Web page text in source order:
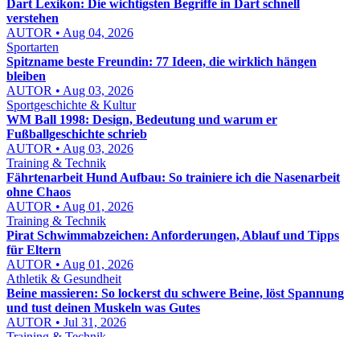
Dart Lexikon: Die wichtigsten Begriffe in Dart schnell
verstehen
AUTOR • Aug 04, 2026
Sportarten
Spitzname beste Freundin: 77 Ideen, die wirklich hängen
bleiben
AUTOR • Aug 03, 2026
Sportgeschichte & Kultur
WM Ball 1998: Design, Bedeutung und warum er
Fußballgeschichte schrieb
AUTOR • Aug 03, 2026
Training & Technik
Fährtenarbeit Hund Aufbau: So trainiere ich die Nasenarbeit
ohne Chaos
AUTOR • Aug 01, 2026
Training & Technik
Pirat Schwimmabzeichen: Anforderungen, Ablauf und Tipps
für Eltern
AUTOR • Aug 01, 2026
Athletik & Gesundheit
Beine massieren: So lockerst du schwere Beine, löst Spannung
und tust deinen Muskeln was Gutes
AUTOR • Jul 31, 2026